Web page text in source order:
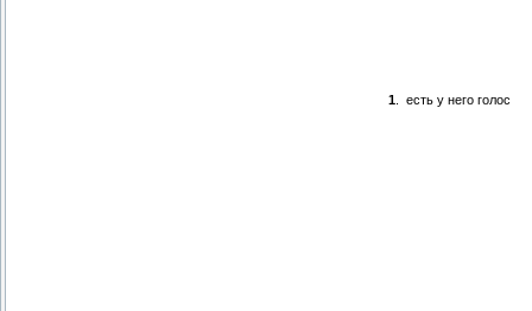
1 есть у него голос